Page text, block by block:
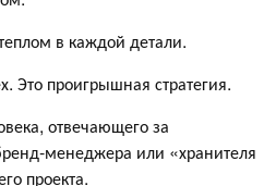
в каждой детали.
Это проигрышная стратегия.
отвечающего за
менеджера или «хранителя
проекта.